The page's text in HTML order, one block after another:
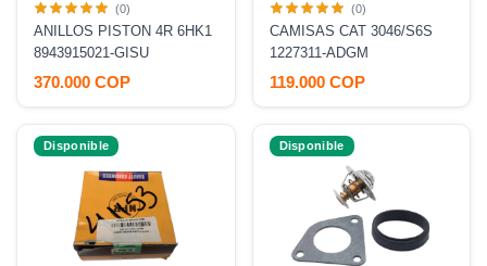
(0)
ANILLOS PISTON 4R 6HK1
8943915021-GISU
370.000 COP
(0)
CAMISAS CAT 3046/S6S
1227311-ADGM
119.000 COP
Disponible Disponible